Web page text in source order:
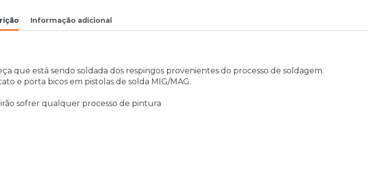
Informação adicional
que está sendo soldada dos respingos provenientes do processo de soldagem.
e porta bicos em pistolas de solda MIG/MAG.
sofrer qualquer processo de pintura